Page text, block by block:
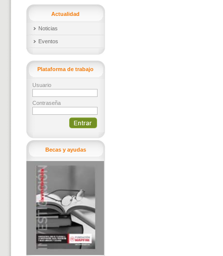
Actualidad
Noticias
Eventos
Plataforma de trabajo
Usuario
Contraseña
Becas y ayudas